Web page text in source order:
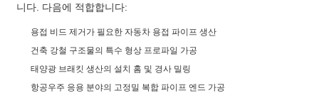
니다. 다음에 적합합니다:
용접 비드 제거가 필요한 자동차 용접 파이프 생산
건축 강철 구조물의 특수 형상 프로파일 가공
태양광 브래킷 생산의 설치 홈 및 경사 밀링
항공우주 응용 분야의 고정밀 복합 파이프 엔드 가공